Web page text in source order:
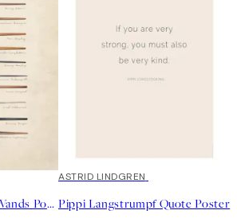
Harry Potter™ - The Wands Poster
ASTRID LINDGREN
Pippi Langstrumpf Quote Poster